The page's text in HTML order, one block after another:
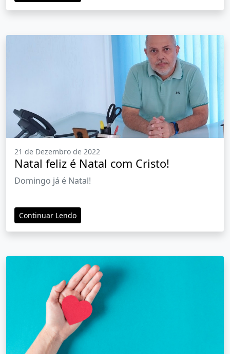
21 de Dezembro de 2022
Natal feliz é Natal com Cristo!
Domingo já é Natal!
Continuar Lendo